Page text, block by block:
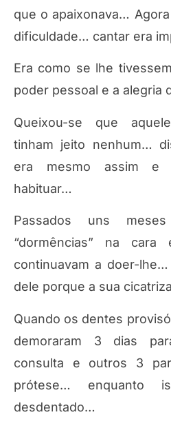
que o apaixonava…
dificuldade… cantar era
Era como se lhe
poder pessoal e a alegria
Queixou-se que
tinham jeito nenhum…
era mesmo assim e
habituar…
Passados uns
“dormências” na
continuavam a doer-
dele porque a sua
Quando os dentes
demoraram 3 dias
consulta e outros 3
prótese… enquanto
desdentado…